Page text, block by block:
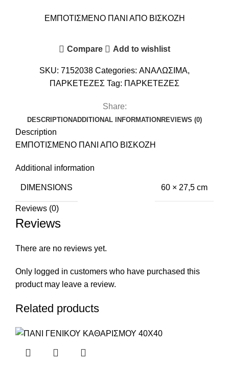
ΕΜΠΟΤΙΣΜΕΝΟ ΠΑΝΙ ΑΠΟ ΒΙΣΚΟΖΗ
Compare Add to wishlist
SKU: 7152038 Categories: ΑΝΑΛΩΣΙΜΑ,
ΠΑΡΚΕΤΕΖΕΣ Tag: ΠΑΡΚΕΤΕΖΕΣ
Share:
DESCRIPTIONADDITIONAL INFORMATION REVIEWS (0)
Description
ΕΜΠΟΤΙΣΜΕΝΟ ΠΑΝΙ ΑΠΟ ΒΙΣΚΟΖΗ
Additional information
DIMENSIONS 60 × 27,5 cm
Reviews (0)
Reviews
There are no reviews yet.
Only logged in customers who have purchased this
product may leave a review.
Related products